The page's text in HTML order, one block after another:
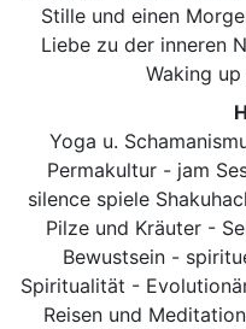
Stille und einen
Liebe zu der inneren
Waking
Yoga u.
Permakultur - jam
silence spiele
Pilze und Kräuter -
Bewustsein -
Spiritualität -
Reisen und